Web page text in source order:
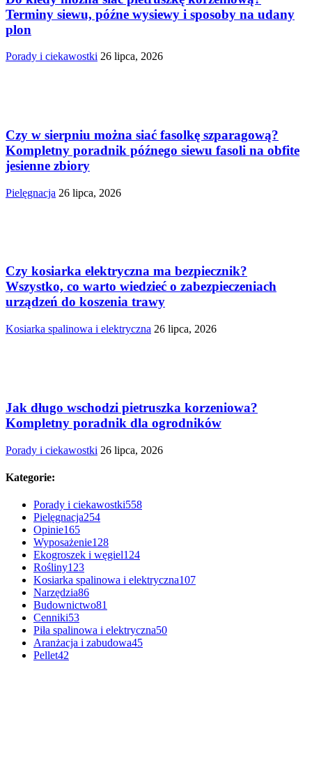
Terminy siewu, późne wysiewy i sposoby na udany
plon
Porady i ciekawostki 26 lipca, 2026
Czy w sierpniu można siać fasolkę szparagową?
Kompletny poradnik późnego siewu fasoli na obfite
jesienne zbiory
Pielęgnacja 26 lipca, 2026
Czy kosiarka elektryczna ma bezpiecznik?
Wszystko, co warto wiedzieć o zabezpieczeniach
urządzeń do koszenia trawy
Kosiarka spalinowa i elektryczna 26 lipca, 2026
Jak długo wschodzi pietruszka korzeniowa?
Kompletny poradnik dla ogrodników
Porady i ciekawostki 26 lipca, 2026
Kategorie:
Porady i ciekawostki558
Pielęgnacja254
Opinie165
Wyposażenie128
Ekogroszek i węgiel124
Rośliny123
Kosiarka spalinowa i elektryczna107
Narzędzia86
Budownictwo81
Cenniki53
Piła spalinowa i elektryczna50
Aranżacja i zabudowa45
Pellet42